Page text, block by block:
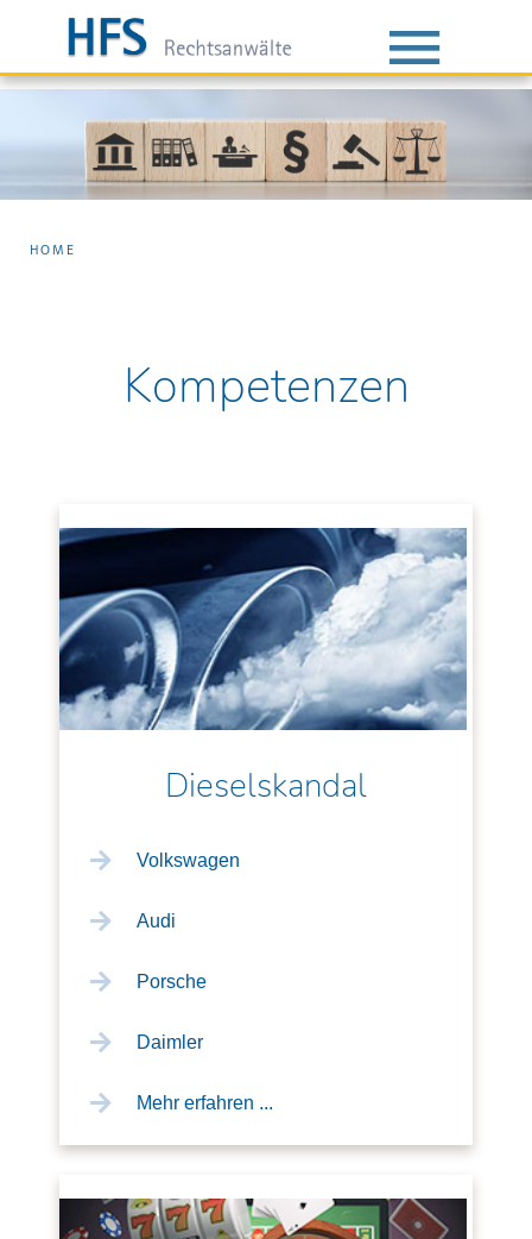
HOME
Kompetenzen
Dieselskandal
Volkswagen
Audi
Porsche
Daimler
Mehr erfahren ...